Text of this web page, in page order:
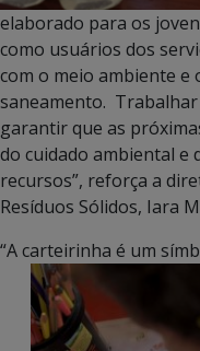
elaborado para os
como usuários dos
com o meio ambiente e
saneamento. Trabalhar
garantir que as
do cuidado ambiental e
recursos”, reforça a
Resíduos Sólidos, Iara
“A carteirinha é um